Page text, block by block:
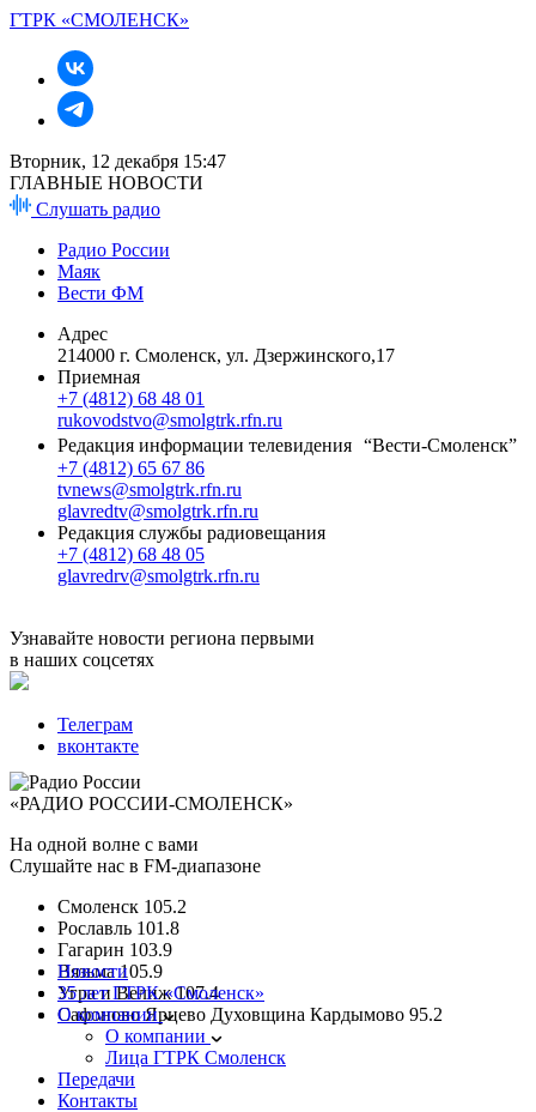
ГТРК «СМОЛЕНСК»
Вторник, 12 декабря 15:47
ГЛАВНЫЕ НОВОСТИ
Слушать радио
Радио России
Маяк
Вести ФМ
Адрес
214000 г. Смоленск, ул. Дзержинского,17
Приемная
+7 (4812) 68 48 01
rukovodstvo@smolgtrk.rfn.ru
Редакция информации телевидения “Вести-Смоленск”
+7 (4812) 65 67 86
tvnews@smolgtrk.rfn.ru
glavredtv@smolgtrk.rfn.ru
Редакция службы радиовещания
+7 (4812) 68 48 05
glavredrv@smolgtrk.rfn.ru
Узнавайте новости региона первыми
в наших соцсетях
Телеграм
вконтакте
«РАДИО РОССИИ-СМОЛЕНСК»
На одной волне с вами
Слушайте нас в FM-диапазоне
Смоленск 105.2
Рославль 101.8
Гагарин 103.9
Вязьма 105.9
Угра и Велиж 107.4
Сафоново Ярцево Духовщина Кардымово 95.2
Новости
35 лет ГТРК «Смоленск»
О компании
О компании
Лица ГТРК Смоленск
Передачи
Контакты